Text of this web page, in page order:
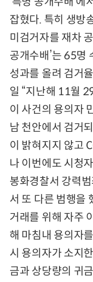
잡혔다. 특히 생방
미검거자를 재차
공개수배’는 65명
성과를 올려 검거
일 “지난해 11월
이 사건의 용의자
남 천안에서 검거
이 밝혀지지 않고
나 이번에도 시청
봉화경찰서 강력
서 또 다른 범행을
거래를 위해 자주
해 마침내 용의자
시 용의자가 소지
금과 상당량의 귀